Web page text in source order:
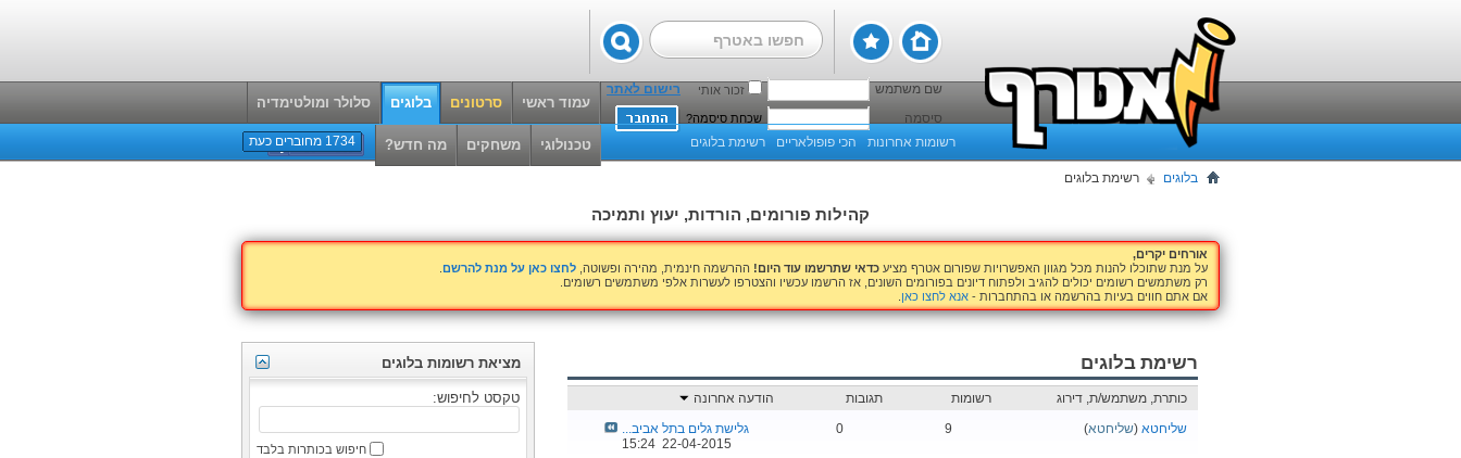
שם משתמש זכור אותי
רישום לאתר
סיסמה
שכחת סיסמה?
עמוד ראשי סרטונים בלוגים
רשומות אחרונות הכי פופולאריים רשימת בלוגים
סלולר ומולטימדיה
טכנולוגי משחקים מה חדש? 1734 מחוברים כעת
בלוגים רשימת בלוגים
קהילות פורומים, הורדות, יעוץ ותמיכה
אורחים יקרים,
על מנת שתוכלו להנות מכל מגוון האפשרויות שפורום אטרף מציע כדאי שתרשמו עוד היום! ההרשמה חינמית, מהירה ופשוטה, לחצו כאן על מנת להרשם
רק משתמשים רשומים יכולים להגיב ולפתוח דיונים בפורומים השונים, אז הרשמו עכשיו והצטרפו לעשרות אלפי משתמשים רשומים.
אם אתם חווים בעיות בהרשמה או בהתחברות - אנא לחצו כאן
רשימת בלוגים
כותרת, משתמש/ת, דירוג רשומות תגובות
הודעה אחרונה
שליחטא (שליחטא)
9
0
גלישת גלים בתל אביב...
22-04-2015
15:24
מציאת רשומות בלוגים
טקסט לחיפוש:
חיפוש בכותרות בלבד